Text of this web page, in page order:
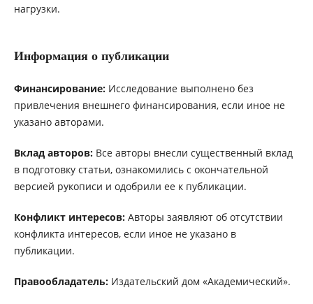
нагрузки.
Информация о публикации
Финансирование:Исследование выполнено без
привлечения внешнего финансирования, если иное не
указано авторами.
Вклад авторов:Все авторы внесли существенный вклад
в подготовку статьи, ознакомились с окончательной
версией рукописи и одобрили ее к публикации.
Конфликт интересов:Авторы заявляют об отсутствии
конфликта интересов, если иное не указано в
публикации.
Правообладатель:Издательский дом «Академический».